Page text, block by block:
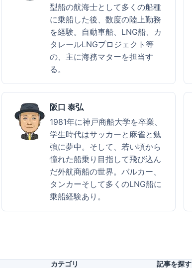
型船の航海士として多くの船種
に乗船した後、数度の陸上勤務
を経験。自動車船、LNG船、カ
タレールLNGプロジェクト等
の、主に海務マターを担当す
る。
阪口 泰弘
1981年に神戸商船大学を卒業、
学生時代はサッカーと麻雀と勉
強に夢中。そして、若い頃から
憧れた船乗り目指して飛び込ん
だ外航商船の世界。バルカー、
タンカーそして多くのLNG船に
乗船経験あり。
カテゴリ 記事を探す